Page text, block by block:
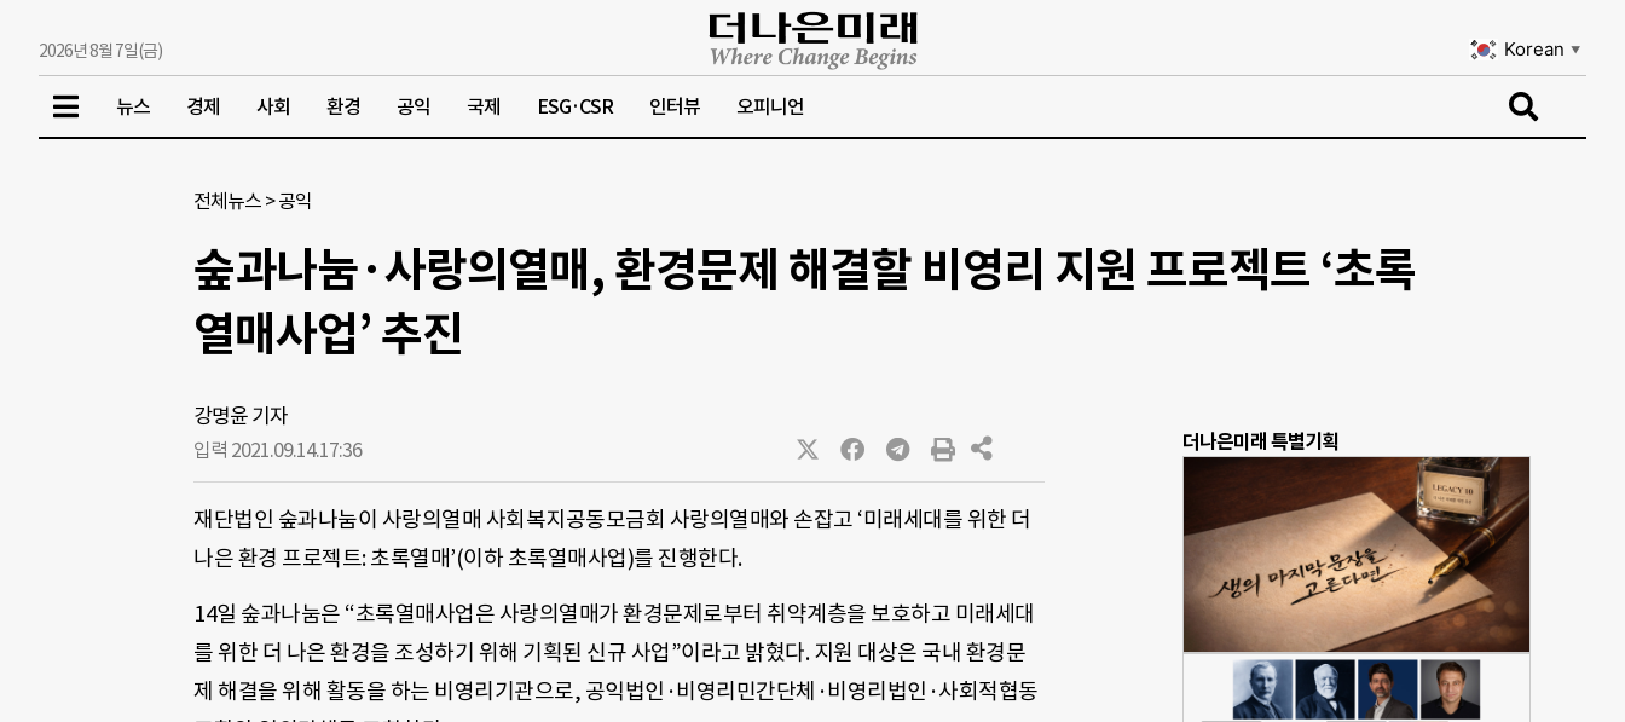
2026년 8월 7일(금) Korean ▼
뉴스 경제 사회 환경 공익 국제 ESG·CSR 인터뷰 오피니언
전체뉴스 >공익
숲과나눔·사랑의열매, 환경문제 해결할 비영리 지원 프로젝트 ‘초록
열매사업’ 추진
강명윤 기자
입력 2021.09.14.17:36
재단법인 숲과나눔이 사랑의열매 사회복지공동모금회 사랑의열매와 손잡고 ‘미래세대를 위한 더
나은 환경 프로젝트: 초록열매’(이하 초록열매사업)를 진행한다.
14일 숲과나눔은 “초록열매사업은 사랑의열매가 환경문제로부터 취약계층을 보호하고 미래세대
를 위한 더 나은 환경을 조성하기 위해 기획된 신규 사업”이라고 밝혔다. 지원 대상은 국내 환경문
제 해결을 위해 활동을 하는 비영리기관으로, 공익법인·비영리민간단체·비영리법인·사회적협동
더나은미래 특별기획